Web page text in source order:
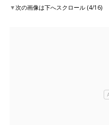
▼次の画像は下へスクロール (4/16)